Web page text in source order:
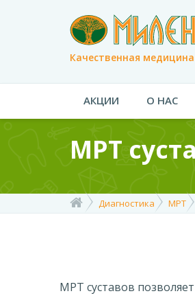
Качественная
АКЦИИ О НАС
МРТ
Диагностика МРТ
МРТ суставов